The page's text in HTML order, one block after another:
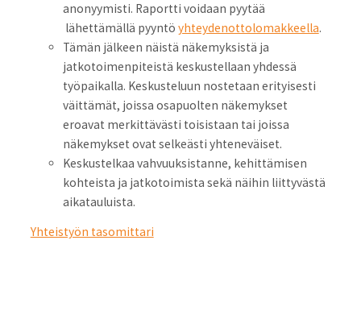
anonyymisti. Raportti voidaan pyytää
lähettämällä pyyntö yhteydenottolomakkeella.
Tämän jälkeen näistä näkemyksistä ja
jatkotoimenpiteistä keskustellaan yhdessä
työpaikalla. Keskusteluun nostetaan erityisesti
väittämät, joissa osapuolten näkemykset
eroavat merkittävästi toisistaan tai joissa
näkemykset ovat selkeästi yhteneväiset.
Keskustelkaa vahvuuksistanne, kehittämisen
kohteista ja jatkotoimista sekä näihin liittyvästä
aikatauluista.
Yhteistyön tasomittari